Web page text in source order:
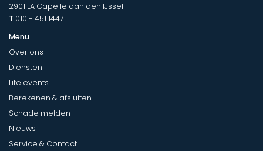
2901 LA Capelle aan den IJssel
T 010 - 451 1447
Menu
Over ons
Diensten
Life events
Berekenen & afsluiten
Schade melden
Nieuws
Service & Contact